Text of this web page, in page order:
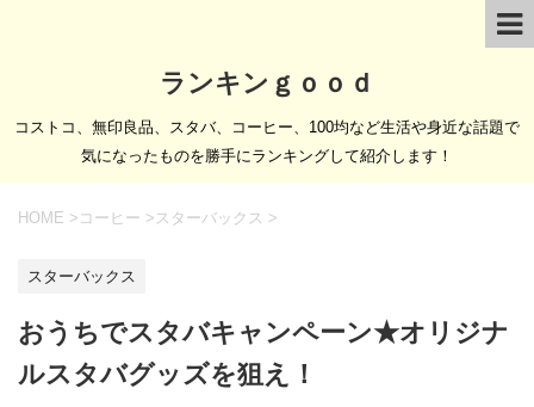
ランキンｇｏｏｄ
コストコ、無印良品、スタバ、コーヒー、100均など生活や身近な話題で
気になったものを勝手にランキングして紹介します！
HOME > コーヒー > スターバックス >
スターバックス
おうちでスタバキャンペーン★オリジナ
ルスタバグッズを狙え！